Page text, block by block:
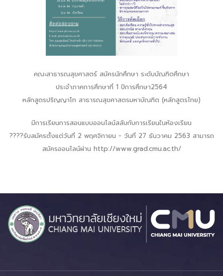
คณะสาธารณสุขศาสตร์ สมัครนักศึกษา ระดับบัณฑิตศึกษา
ประจำภาคการศึกษาที่ 1 ปีการศึกษา2564
หลักสูตรปริญญาโท สาธารณสุขศาสตรมหาบัณฑิต (หลักสูตรไทย)
มีการเรียนการสอนแบบออนไลน์สลับกับการเรียนในห้องเรียน
????รับสมัครตั้งแต่วันที่ 2 พฤศจิกายน - วันที่ 27 ธันวาคม 2563 สามารถ
สมัครออนไลน์ผ่าน http://www.grad.cmu.ac.th/